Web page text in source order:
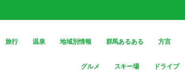
旅行 温泉 地域別情報 群馬あるある 方言
グルメ スキー場 ドライブ